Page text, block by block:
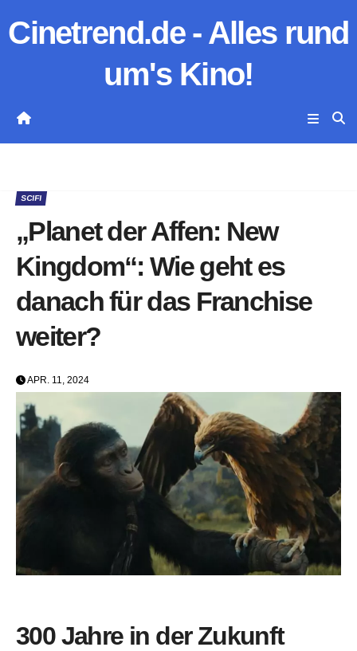
Inhalt
Cinetrend.de - Alles rund
um's Kino!
SCIFI
„Planet der Affen: New
Kingdom“: Wie geht es
danach für das Franchise
weiter?
APR. 11, 2024
300 Jahre in der Zukunft